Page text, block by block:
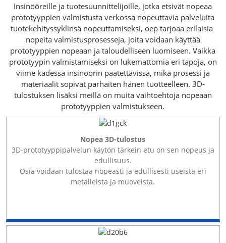
Insinööreille ja tuotesuunnittelijoille, jotka etsivät nopeaa
prototyyppien valmistusta verkossa nopeuttavia palveluita
tuotekehityssyklinsä nopeuttamiseksi, oep tarjoaa erilaisia ​​
nopeita valmistusprosesseja, joita voidaan käyttää
prototyyppien nopeaan ja taloudelliseen luomiseen. Vaikka
prototyypin valmistamiseksi on lukemattomia eri tapoja, on
viime kädessä insinöörin päätettävissä, mikä prosessi ja
materiaalit sopivat parhaiten hänen tuotteelleen. 3D-
tulostuksen lisäksi meillä on muita vaihtoehtoja nopeaan
prototyyppien valmistukseen.
Nopea 3D-tulostus
3D-prototyyppipalvelun käytön tärkein etu on sen nopeus ja
edullisuus.
Osia voidaan tulostaa nopeasti ja edullisesti useista eri
metalleista ja muoveista.